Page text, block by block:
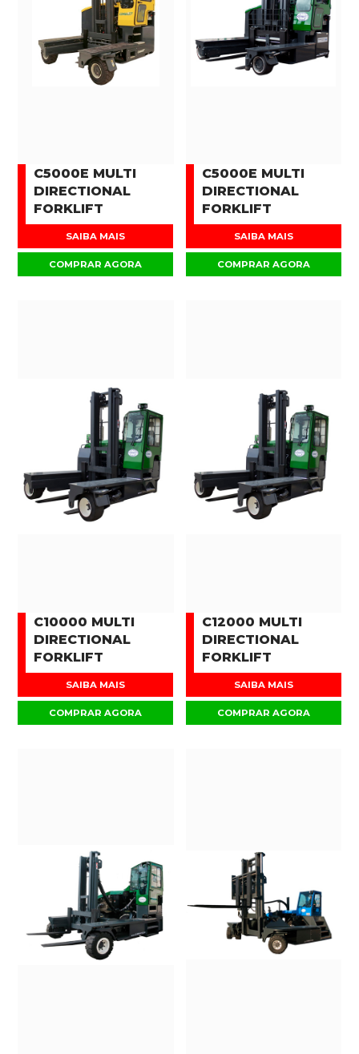
C5000E MULTI
DIRECTIONAL
FORKLIFT
SAIBA MAIS
COMPRAR AGORA
C5000E MULTI
DIRECTIONAL
FORKLIFT
SAIBA MAIS
COMPRAR AGORA
C10000 MULTI
DIRECTIONAL
FORKLIFT
SAIBA MAIS
COMPRAR AGORA
C12000 MULTI
DIRECTIONAL
FORKLIFT
SAIBA MAIS
COMPRAR AGORA